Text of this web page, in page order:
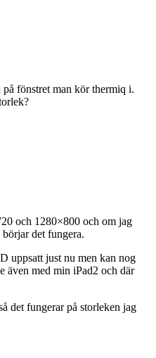
fönstret man kör thermiq i.
och 1280×800 och om jag
det fungera.
uppsatt just nu men kan nog
även med min iPad2 och där
det fungerar på storleken jag